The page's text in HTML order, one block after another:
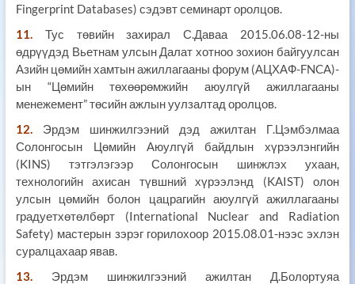
Fingerprint Databases) сэдэвт семинарт оролцов.
11.Тус төвийн захирал С.Даваа 2015.06.08-12-ны
өдрүүдэд Вьетнам улсын Далат хотноо зохион байгуулсан
Азийн цөмийн хамтын ажиллагааны форум (АЦХАФ-FNCA)-
ын “Цөмийн төхөөрөмжийн аюулгүй ажиллагааны
менежемент” төсийн ажлын уулзалтад оролцов.
12.Эрдэм шинжилгээний дэд ажилтан Г.Цэмбэлмаа
Солонгосын Цөмийн Аюулгүй байдлын хүрээлэнгийн
(KINS) тэтгэлэгээр Солонгосын шинжлэх ухаан,
технологийн ахисан түвшний хүрээлэнд (KAIST) олон
улсын цөмийн болон цацрагийн аюулгүй ажиллагааны
градуетхөтөлбөрт (International Nuclear and Radiation
Safety) мастерын зэрэг горилохоор 2015.08.01-нээс эхлэн
суралцахаар явав.
13.Эрдэм шинжилгээний ажилтан Д.Болортуяа